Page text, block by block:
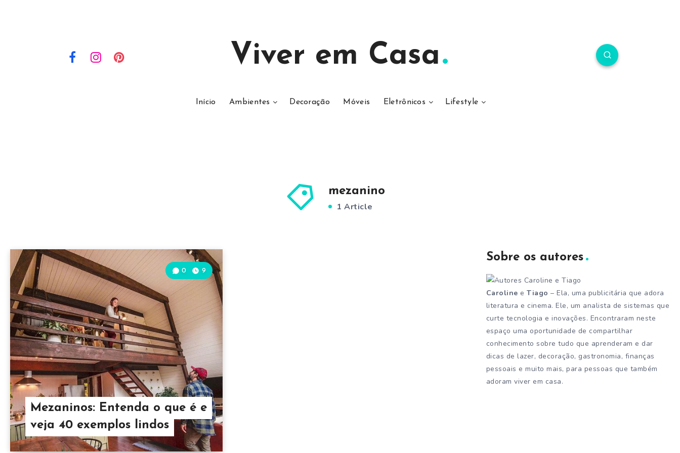
Viver em Casa
Início Ambientes Decoração Móveis Eletrônicos Lifestyle
mezanino
1 Article
Mezaninos: Entenda o que é e
veja 40 exemplos lindos
0 9
Sobre os autores
Caroline eTiago – Ela, uma publicitária que adora
literatura e cinema. Ele, um analista de sistemas que
curte tecnologia e inovações. Encontraram neste
espaço uma oportunidade de compartilhar
conhecimento sobre tudo que aprenderam e dar
dicas de lazer, decoração, gastronomia, finanças
pessoais e muito mais, para pessoas que também
adoram viver em casa.